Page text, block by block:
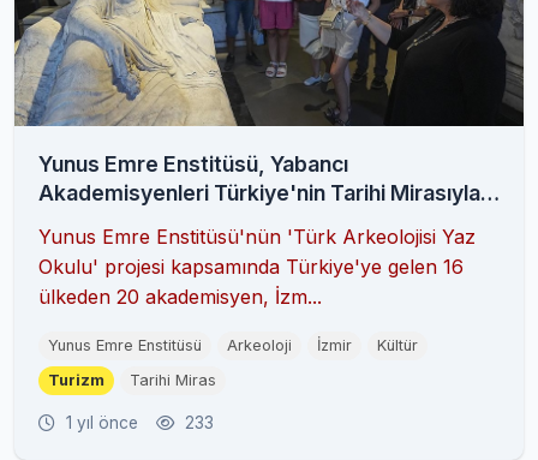
Yunus Emre Enstitüsü, Yabancı
Akademisyenleri Türkiye'nin Tarihi Mirasıyla
Yunus Emre Enstitüsü'nün 'Türk Arkeolojisi Yaz
Okulu' projesi kapsamında Türkiye'ye gelen 16
ülkeden 20 akademisyen, İzm...
Yunus Emre Enstitüsü Arkeoloji İzmir
Kültür
Turizm
Tarihi Miras
1 yıl önce 233